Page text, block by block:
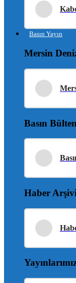
Basın Yayın
Mersin
Basın
Haber Arşivi